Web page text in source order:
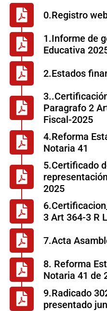
0.Registro
1.Informe de
Educativa
2.Estados
Paragrafo 2
Fiscal-2025
4.Reforma
Notaria 41
5.Certificado
2025
3 Art 364-3 R
7.Acta
8. Reforma
Notaria 41 de
9.Radicado
presentado